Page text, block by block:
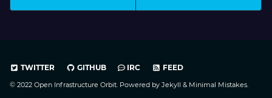
TWITTER GITHUB IRC FEED
© 2022 Open Infrastructure Orbit. Powered by Jekyll & Minimal Mistakes.